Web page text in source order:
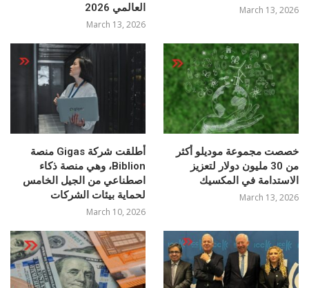
March 13, 2026
العالمي 2026
March 13, 2026
خصصت مجموعة موديلو أكثر
من 30 مليون دولار لتعزيز
الاستدامة في المكسيك
March 13, 2026
أطلقت شركة Gigas منصة
Biblion، وهي منصة ذكاء
اصطناعي من الجيل الخامس
لحماية بيئات الشركات
March 10, 2026